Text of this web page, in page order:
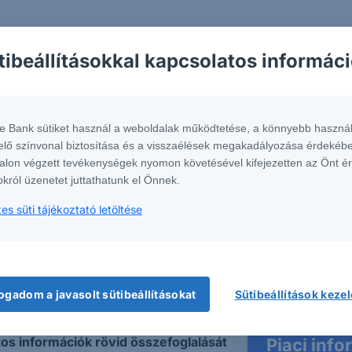
használható ez a
alkalmazandó az Európai
csomagtermékekkel, illetve
kapcsolatos kiemelt
szóló rendelete.
befektetőknek kínált befektetési
átláthatóságát javítsa, és
védelem jelenlegi szintjét.
értékesítő szolgáltatóknak,
Document – KID) kell ügyfelei
az egyes befektetési
információk rövid összefoglalását
Milyen
Egyéb
Piaci
kapcsolatos
Bank sütiket használ a weboldalak működtetése, a könnyebb
színvonal biztosítása és a visszaélések megakadályozása
végzett tevékenységek nyomon követésével kifejezetten az Önt
üzenetet juttathatunk el Önnek.
süti tájékoztató letöltése
a javasolt sütibeállításokat Sütibeállítások